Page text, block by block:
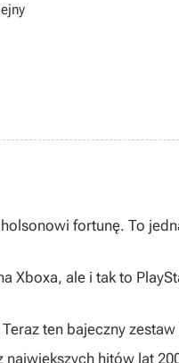
technika elektrotechnika i
fortunę. To
Xboxa, ale i tak to
ten bajeczny zestaw
hitów lat